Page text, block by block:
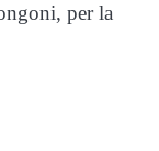
per la